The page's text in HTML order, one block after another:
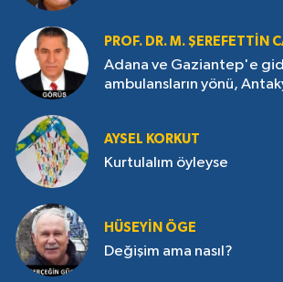
PROF. DR. M. ŞEREFETTIN
Adana ve Gaziantep'e
ambulansların yönü,
AYSEL KORKUT
Kurtulalım öyleyse
HÜSEYIN ÖGE
Değişim ama nasıl?